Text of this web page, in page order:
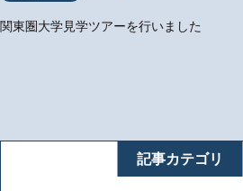
記事カテゴリ
関東圏大学見学ツアーを行いました